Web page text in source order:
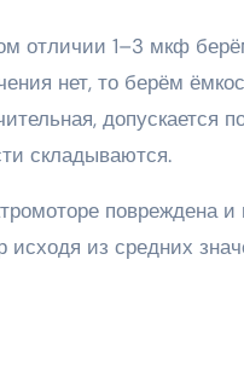
отличии 1–3 мкф
нет, то берём
допускается
складываются.
повреждена
исходя из средних